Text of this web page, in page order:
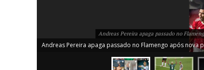
Andreas Pereira apaga passado no
Andreas Pereira apaga passado no Flamengo após